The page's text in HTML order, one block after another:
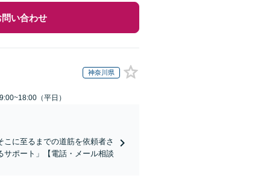
問い合わせ
神奈川県
（平日）
こに至るまでの道筋を依頼者さ
サポート」【電話・メール相談